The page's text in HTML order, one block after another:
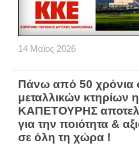
14 Μαϊος 2026
Πάνω από 50 χρόνια
μεταλλικών
ΚΑΠΕΤΟΥΡΗΣ
για την ποιότητα &
σε όλη τη χώρα !